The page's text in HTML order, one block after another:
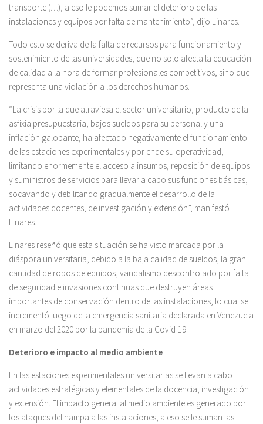
transporte (…), a eso le podemos sumar el deterioro de las
instalaciones y equipos por falta de mantenimiento”, dijo Linares.
Todo esto se deriva de la falta de recursos para funcionamiento y
sostenimiento de las universidades, que no solo afecta la educación
de calidad a la hora de formar profesionales competitivos, sino que
representa una violación a los derechos humanos.
“La crisis por la que atraviesa el sector universitario, producto de la
asfixia presupuestaria, bajos sueldos para su personal y una
inflación galopante, ha afectado negativamente el funcionamiento
de las estaciones experimentales y por ende su operatividad,
limitando enormemente el acceso a insumos, reposición de equipos
y suministros de servicios para llevar a cabo sus funciones básicas,
socavando y debilitando gradualmente el desarrollo de la
actividades docentes, de investigación y extensión”, manifestó
Linares.
Linares reseñó que esta situación se ha visto marcada por la
diáspora universitaria, debido a la baja calidad de sueldos, la gran
cantidad de robos de equipos, vandalismo descontrolado por falta
de seguridad e invasiones continuas que destruyen áreas
importantes de conservación dentro de las instalaciones, lo cual se
incrementó luego de la emergencia sanitaria declarada en Venezuela
en marzo del 2020 por la pandemia de la Covid-19.
Deterioro e impacto al medio ambiente
En las estaciones experimentales universitarias se llevan a cabo
actividades estratégicas y elementales de la docencia, investigación
y extensión. El impacto general al medio ambiente es generado por
los ataques del hampa a las instalaciones, a eso se le suman las